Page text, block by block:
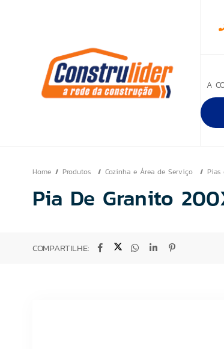
A
Home Produtos Cozinha e Área de Serviço Pias
Pia De Granito
COMPARTILHE: